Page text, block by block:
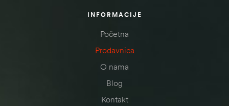
INFORMACIJE
Početna
Prodavnica
O nama
Blog
Kontakt